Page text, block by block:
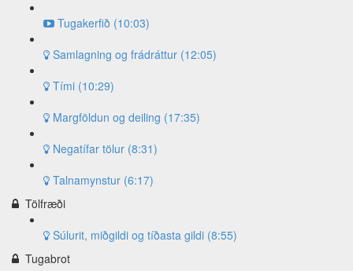
Tugakerfið (10:03)
Samlagning og frádráttur (12:05)
Tími (10:29)
Margföldun og deiling (17:35)
Negatífar tölur (8:31)
Talnamynstur (6:17)
Tölfræði
Súlurit, miðgildi og tíðasta gildi (8:55)
Tugabrot